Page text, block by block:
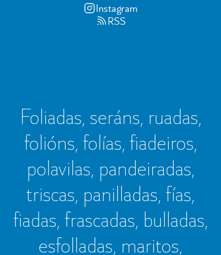
Instagram
RSS
Foliadas, seráns, ruadas,
folións, folías, fiadeiros,
polavilas, pandeiradas,
triscas, panilladas, fías,
fiadas, frascadas, bulladas,
esfolladas, maritos,